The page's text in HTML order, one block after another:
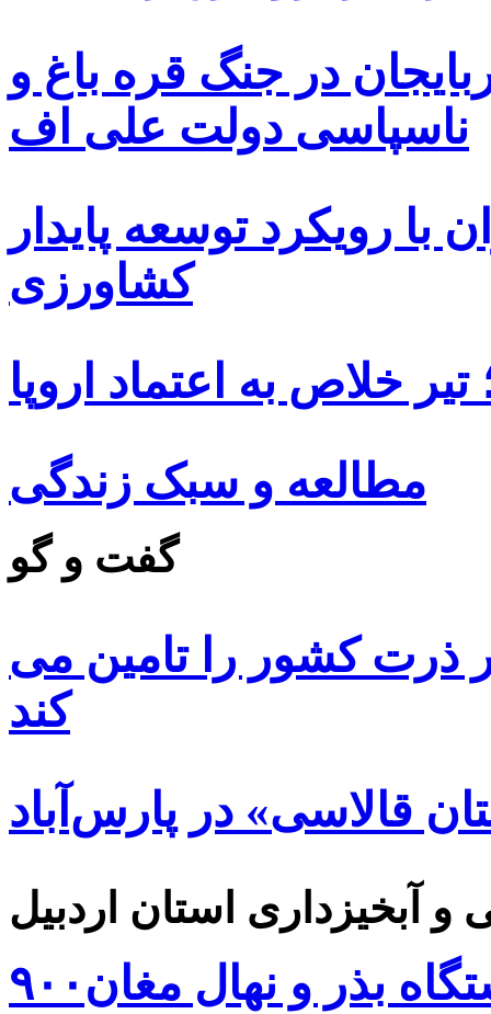
در جنگ قره باغ و
ناسپاسی دولت علی اف
با رویکرد توسعه پایدار
کشاورزی
خلاص به اعتماد اروپا
مطالعه و سبک زندگی
گفت و گو
۸۵ درصد بذر ذرت کشور را تامین می
کند
قالاسی» در پارس‌آباد
۹۰۰هزار اصله نهال توسط ایستگاه بذر و نهال مغان